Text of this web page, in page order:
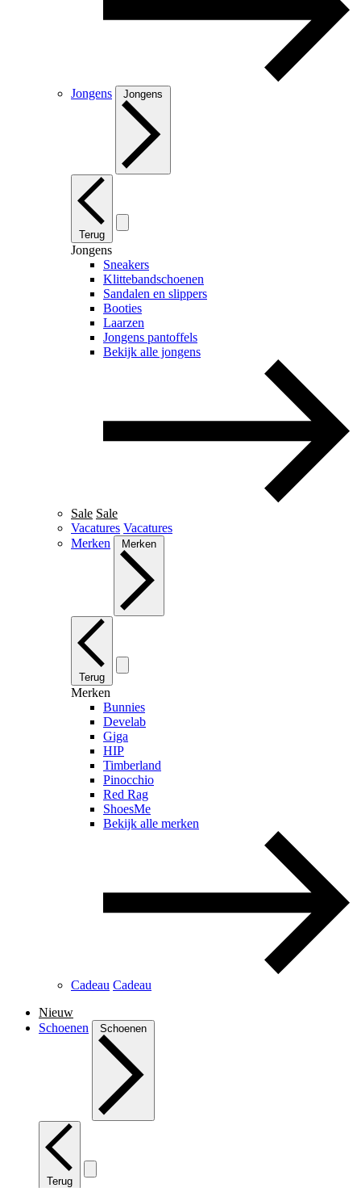
Jongens Jongens
Terug
Jongens
Sneakers
Klittebandschoenen
Sandalen en slippers
Booties
Laarzen
Jongens pantoffels
Bekijk alle jongens
Sale Sale
Vacatures Vacatures
Merken
Merken
Terug
Merken
Bunnies
Develab
Giga
HIP
Timberland
Pinocchio
Red Rag
ShoesMe
Bekijk alle merken
Cadeau Cadeau
Nieuw
Schoenen
Schoenen
Terug